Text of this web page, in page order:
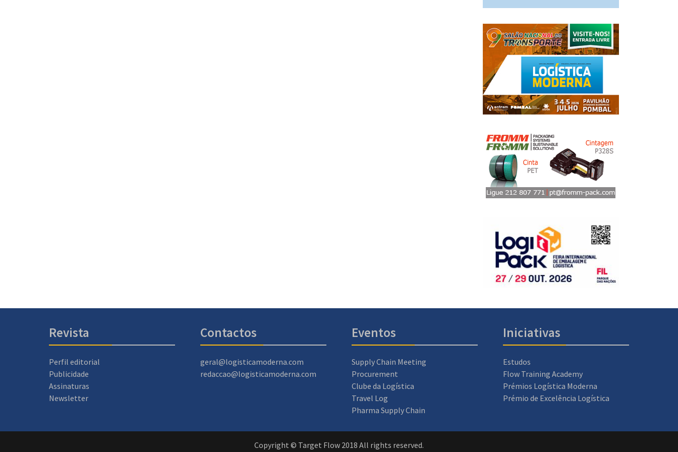
Revista
Perfil editorial
Publicidade
Assinaturas
Newsletter
Contactos
geral@logisticamoderna.com
redaccao@logisticamoderna.com
Eventos
Supply Chain Meeting
Procurement
Clube da Logística
Travel Log
Pharma Supply Chain
Iniciativas
Estudos
Flow Training Academy
Prémios Logística Moderna
Prémio de Excelência Logística
Copyright © Target Flow 2018 All rights reserved.